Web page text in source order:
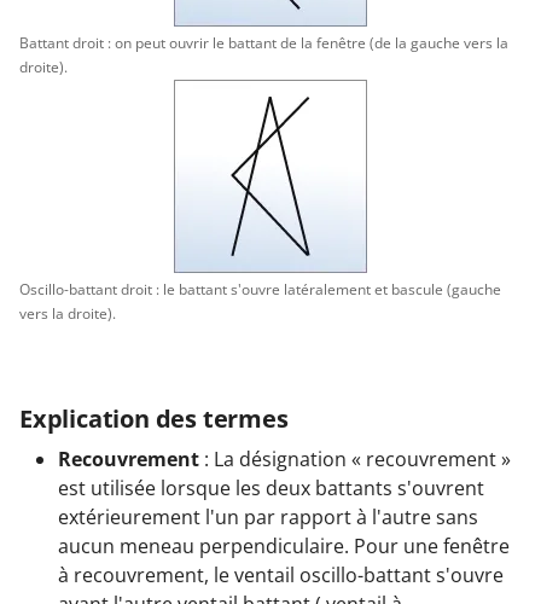
Battant droit : on peut ouvrir le battant de la fenêtre (de la gauche vers la
droite).
Oscillo-battant droit : le battant s'ouvre latéralement et bascule (gauche
vers la droite).
Explication des termes
Recouvrement : La désignation « recouvrement »
est utilisée lorsque les deux battants s'ouvrent
extérieurement l'un par rapport à l'autre sans
aucun meneau perpendiculaire. Pour une fenêtre
à recouvrement, le ventail oscillo-battant s'ouvre